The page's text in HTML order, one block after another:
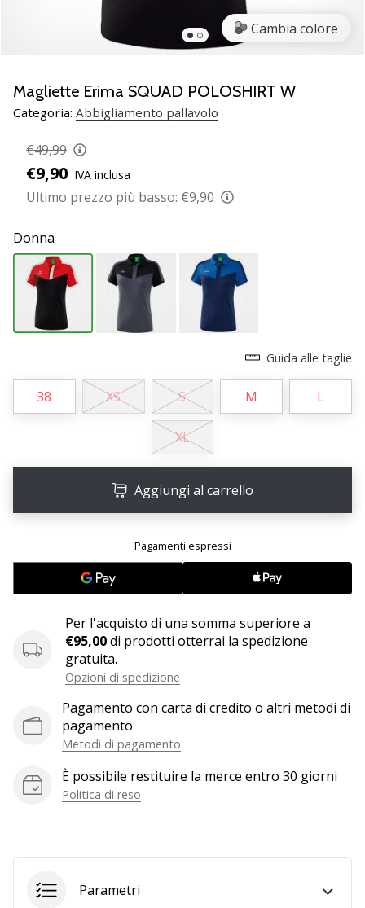
ambassador
Weplayvolleyball
un
fanatico
della
come
noi?
Unisciti
come
marchio
Ambassador.
11. 8. 2022
Weplayvolleyball
affiliate
sito
blog,
gestisci
Facebook
o
un
che
generino
profitto.
Unisciti
al…
tutti gli
Cambia colore
Magliette Erima SQUAD POLOSHIRT W
Categoria: Abbigliamento pallavolo
€49,99
€9,90 IVA inclusa
Ultimo prezzo più basso: €9,90
Donna
Guida alle taglie
38 XS S M L
XL
Aggiungi al carrello
Per l'acquisto di una somma superiore a
€95,00di prodotti otterrai la spedizione
gratuita.
Opzioni di spedizione
Pagamento con carta di credito o altri metodi di
pagamento
Metodi di pagamento
È possibile restituire la merce entro 30 giorni
Politica di reso
Parametri